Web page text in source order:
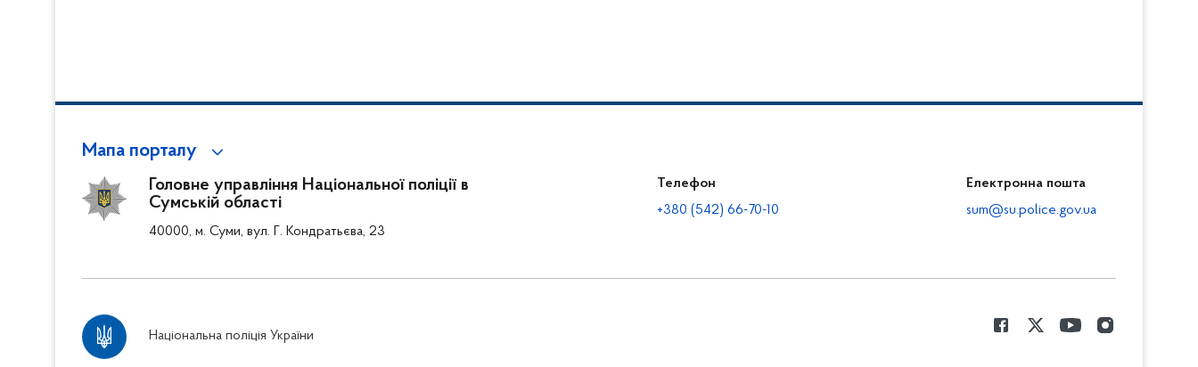
Мапа порталу
Головне управління Національної поліції в
Сумській області
40000, м. Суми, вул. Г. Кондратьєва, 23
Телефон
+380 (542) 66-70-10
Електронна пошта
sum@su.police.gov.ua
Національна поліція України